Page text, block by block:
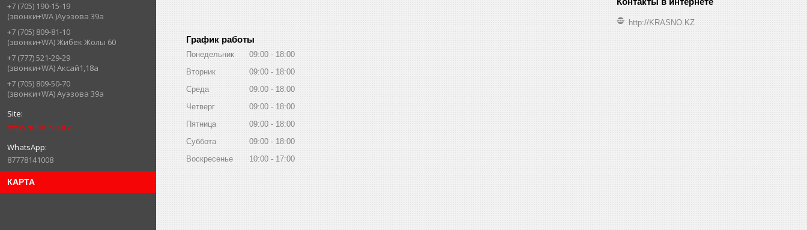
+7 (705) 190-15-19
(звонки+WA )Ауэзова 39а
+7 (705) 809-81-10
(звонки+WA) Жибек Жолы 60
+7 (777) 521-29-29
(звонки+WA) Аксай1,18а
+7 (705) 809-50-70
(звонки+WA) Ауэзова 39а
http://KRASNO.KZ
87778141008
КАРТА
http://KRASNO.KZ
График работы
Понедельник 09:00
18:00
Вторник
09:00
18:00
Среда
09:00
18:00
Четверг
09:00
18:00
Пятница
09:00
18:00
Суббота
09:00
18:00
Воскресенье
10:00 17:00